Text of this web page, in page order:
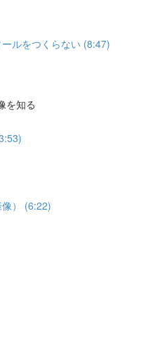
ルをつくらない (8:47)
を知る
） (6:22)